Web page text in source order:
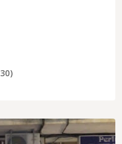
30)